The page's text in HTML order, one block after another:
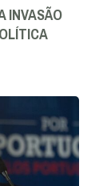
INVASÃO